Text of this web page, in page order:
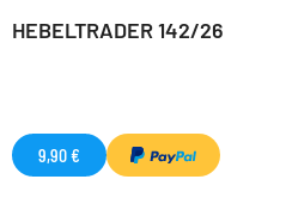
HEBELTRADER 142/26
9,90 €